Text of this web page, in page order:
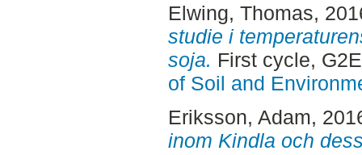
Elwing, Thomas,
studie i
soja. First cycle,
of Soil and
Eriksson, Adam,
inom Kindla och